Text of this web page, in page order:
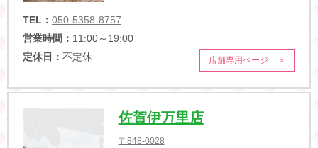
TEL： 050-5358-8757
営業時間： 11:00～19:00
定休日： 不定休 店舗専用ページ ＞
佐賀伊万里店
〒848-0028